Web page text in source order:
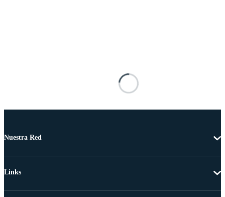
Nuestra Red
Links